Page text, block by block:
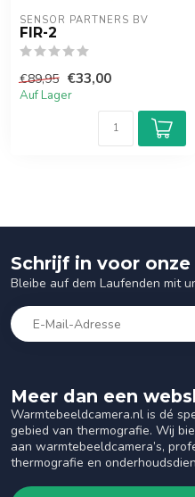
SENSOR PARTNERS BV
FIR-2
€89,95 €33,00
Auf Lager
Meer dan een
Warmtebeeldcamera.nl is dé
gebied van thermografie. Wij
aan warmtebeeldcamera’s,
thermografie en
Schrijf in voor
Bleibe auf dem Laufenden mit